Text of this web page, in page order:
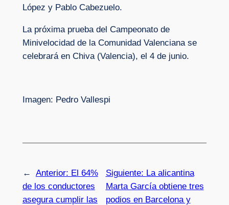
López y Pablo Cabezuelo.
La próxima prueba del Campeonato de
Minivelocidad de la Comunidad Valenciana se
celebrará en Chiva (Valencia), el 4 de junio.
Imagen: Pedro Vallespi
← Anterior: El 64%
de los conductores
asegura cumplir las
Siguiente: La alicantina
Marta García obtiene tres
podios en Barcelona y